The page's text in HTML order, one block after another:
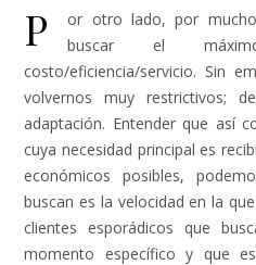
P
or otro lado, por
buscar el
costo/eficiencia/servicio. Sin
volvernos muy restrictivos;
adaptación. Entender que así
cuya necesidad principal es
económicos posibles,
buscan es la velocidad en la
clientes esporádicos que
momento específico y que